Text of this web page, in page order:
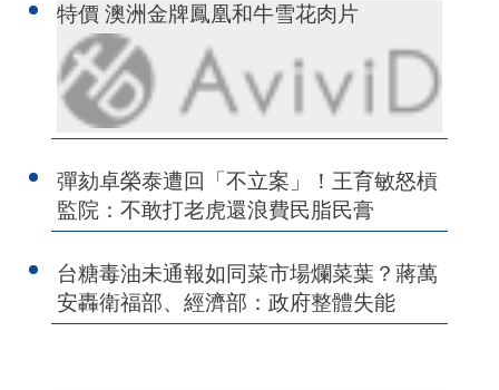
特價 澳洲金牌鳳凰和牛雪花肉片
彈劾卓榮泰遭回「不立案」！王育敏怒槓
監院：不敢打老虎還浪費民脂民膏
台糖毒油未通報如同菜市場爛菜葉？蔣萬
安轟衛福部、經濟部：政府整體失能